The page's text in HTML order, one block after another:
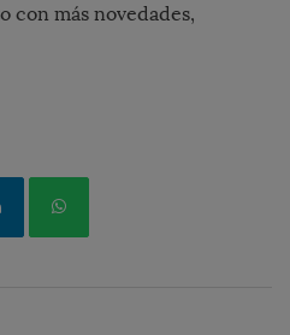
con más novedades,